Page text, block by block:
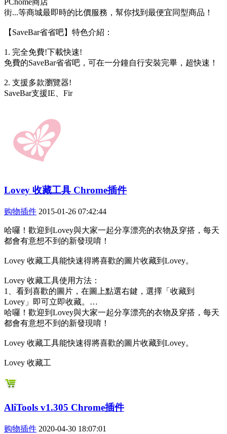
PChome商店
街...等商城最即時的比價服務，幫你找到最便宜同型商品！
【SaveBar省省吧】特色介紹：
1. 完全免費!下載快速!
免費的SaveBar省省吧，可在一分鐘自行安裝完畢，超快速！
2. 支援多款瀏覽器!
SaveBar支援IE、Fir
Lovey 收藏工具 Chrome插件
购物插件 2015-01-26 07:42:44
哈囉！歡迎到Lovey與大家一起分享漂亮的衣物及穿搭，每天
都會有意想不到的新發現唷！
Lovey 收藏工具能快速得將喜歡的圖片收藏到Lovey。
Lovey 收藏工具使用方法：
1、看到喜歡的圖片，在圖上點選右鍵，選擇「收藏到
Lovey」即可立即收藏。…
哈囉！歡迎到Lovey與大家一起分享漂亮的衣物及穿搭，每天
都會有意想不到的新發現唷！
Lovey 收藏工具能快速得將喜歡的圖片收藏到Lovey。
Lovey 收藏工
AliTools v1.305 Chrome插件
购物插件 2020-04-30 18:07:01